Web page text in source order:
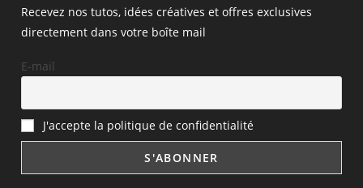
Recevez nos tutos, idées créatives et offres exclusives
directement dans votre boîte mail
E-mail
J'accepte la politique de confidentialité